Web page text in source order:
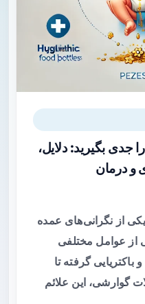
جدی بگیرید: دلایل،
و درمان
از نگرانی‌های عمده
از عوامل مختلفی
گرفته تا
گوارشی، این علائم